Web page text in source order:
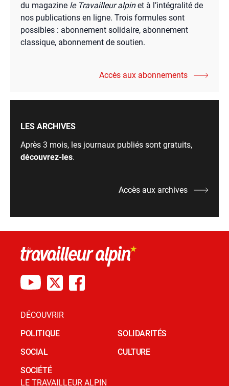
du magazine le Travailleur alpinet à l’intégralité de
nos publications en ligne. Trois formules sont
possibles : abonnement solidaire, abonnement
classique, abonnement de soutien.
Accès aux abonnements
LES ARCHIVES
Après 3 mois, les journaux publiés sont gratuits,
découvrez-les.
Accès aux archives
DÉCOUVRIR
POLITIQUE
SOCIAL
SOCIÉTÉ
SOLIDARITÉS
CULTURE
LE TRAVAILLEUR ALPIN